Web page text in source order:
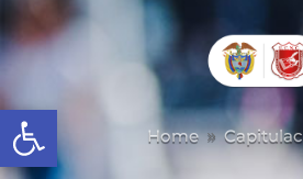
Abrir barra de herramientas
Home 9